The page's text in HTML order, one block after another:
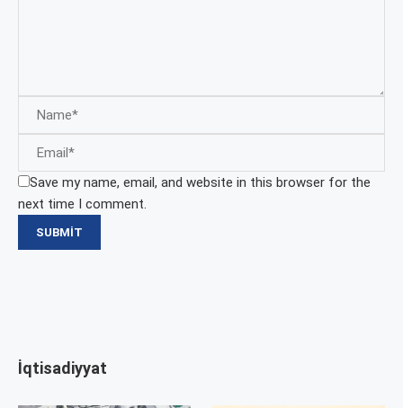
Save my name, email, and website in this browser for the
next time I comment.
İqtisadiyyat